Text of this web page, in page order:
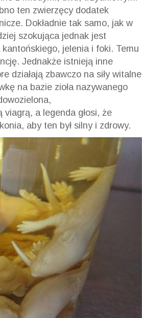
ten zwierzęcy dodatek
Dokładnie tak samo, jak w
szokująca jednak jest
kantońskiego, jelenia i foki. Temu
Jednakże istnieją inne
działają zbawczo na siły witalne
na bazie zioła nazywanego
a legenda głosi, że
aby ten był silny i zdrowy.